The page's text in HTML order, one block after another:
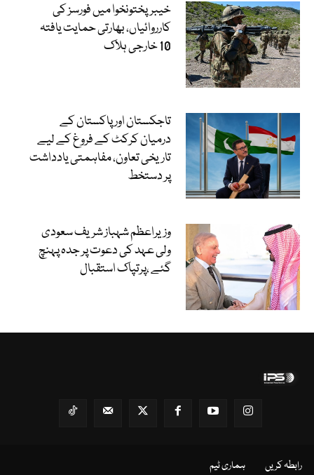
خیبرپختونخوا میں فورسز کی
کارروائیاں، بھارتی حمایت یافتہ
10 خارجی ہلاک
تاجکستان اور پاکستان کے
درمیان کرکٹ کے فروغ کے لیے
تاریخی تعاون، مفاہمتی یادداشت
پر دستخط
وزیراعظم شہباز شریف سعودی
ولی عہد کی دعوت پر جدہ پہنچ
گئے ،پرتپاک استقبال
رابطہ کریں ہماری ٹیم